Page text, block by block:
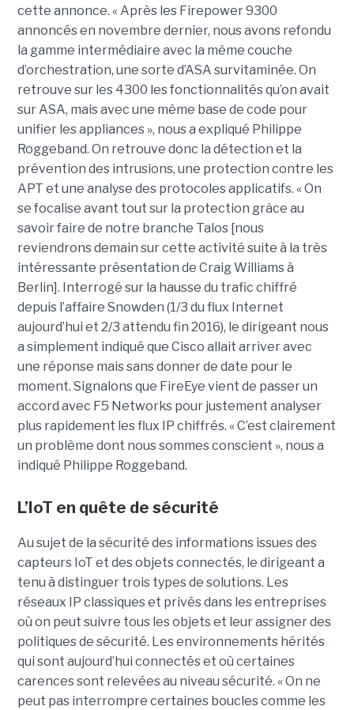
cette annonce. « Après les Firepower 9300
annoncés en novembre dernier, nous avons refondu
la gamme intermédiaire avec la même couche
d’orchestration, une sorte d’ASA survitaminée. On
retrouve sur les 4300 les fonctionnalités qu’on avait
sur ASA, mais avec une même base de code pour
unifier les appliances », nous a expliqué Philippe
Roggeband. On retrouve donc la détection et la
prévention des intrusions, une protection contre les
APT et une analyse des protocoles applicatifs. « On
se focalise avant tout sur la protection grâce au
savoir faire de notre branche Talos [nous
reviendrons demain sur cette activité suite à la très
intéressante présentation de Craig Williams à
Berlin]. Interrogé sur la hausse du trafic chiffré
depuis l’affaire Snowden (1/3 du flux Internet
aujourd’hui et 2/3 attendu fin 2016), le dirigeant nous
a simplement indiqué que Cisco allait arriver avec
une réponse mais sans donner de date pour le
moment. Signalons que FireEye vient de passer un
accord avec F5 Networks pour justement analyser
plus rapidement les flux IP chiffrés. « C’est clairement
un problème dont nous sommes conscient », nous a
indiqué Philippe Roggeband.
L’IoT en quête de sécurité
Au sujet de la sécurité des informations issues des
capteurs IoT et des objets connectés, le dirigeant a
tenu à distinguer trois types de solutions. Les
réseaux IP classiques et privés dans les entreprises
où on peut suivre tous les objets et leur assigner des
politiques de sécurité. Les environnements hérités
qui sont aujourd’hui connectés et où certaines
carences sont relevées au niveau sécurité. « On ne
peut pas interrompre certaines boucles comme les